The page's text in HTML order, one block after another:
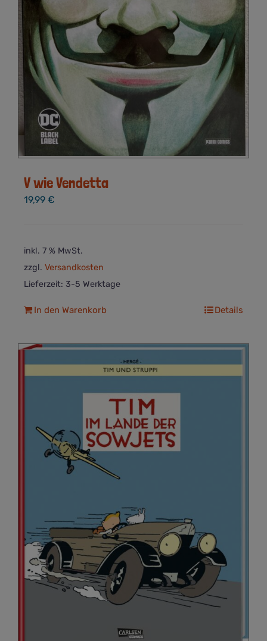
V wie Vendetta
19,99 €
inkl. 7 % MwSt.
zzgl. Versandkosten
Lieferzeit: 3-5 Werktage
In den Warenkorb Details